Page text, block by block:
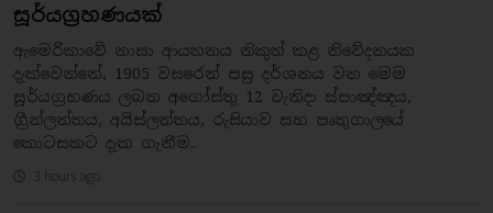
සූර්යග්‍රහණයක්
ඇමෙරිකාවේ නාසා ආයතනය නිකුත් කළ නිවේදනයක
දැක්වෙන්නේ, 1905 වසරෙන් පසු දර්ශනය වන මෙම
සූර්යග්‍රහණය ලබන අගෝස්තු 12 වැනිදා ස්පාඤ්ඤය,
ග්‍රීන්ලන්තය, අයිස්ලන්තය, රුසියාව සහ පෘතුගාලයේ
කොටසකට දැක ගැනීම..
3 hours ago